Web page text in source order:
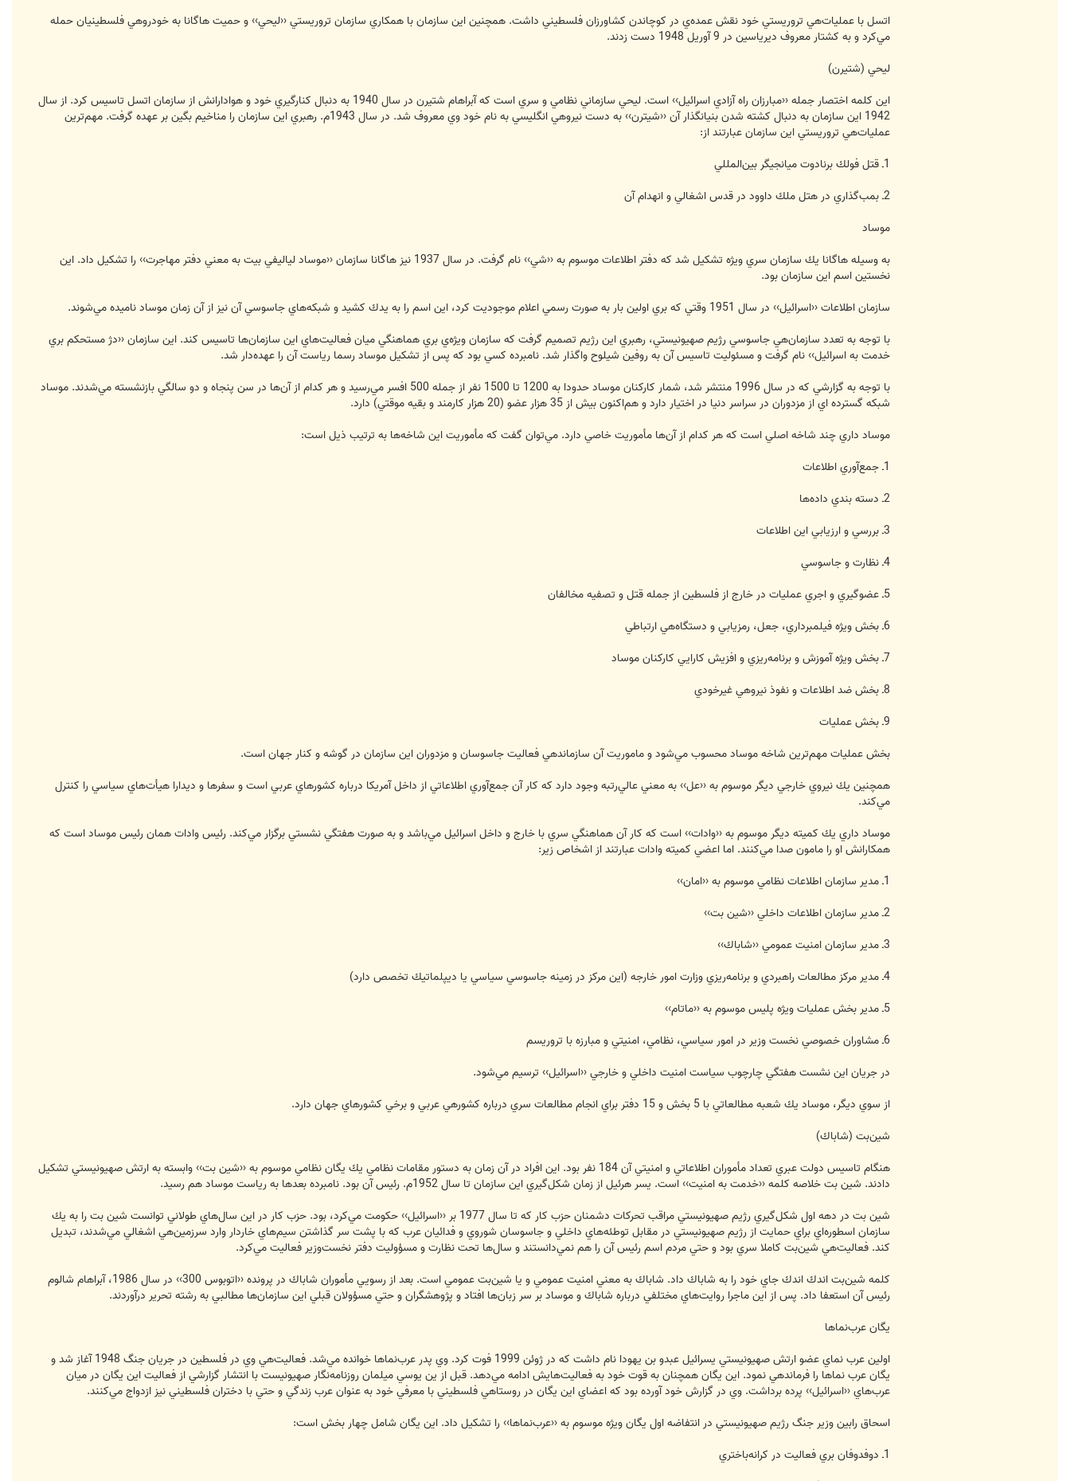
اتسل با عمليات‌هي تروريستي خود نقش عمده‌ي در كوچاندن كشاورزان فلسطيني داشت. همچنين اين سازمان با همكاري سازمان تروريستي ‹‹ليحي›› و حميت هاگانا به خودروهي فلسطينيان حمله
مي‌كرد و به كشتار معروف ديرياسين در 9 آوريل 1948 دست زدند.
ليحي (شتيرن)
اين كلمه اختصار جمله ‹‹مبارزان راه آزادي اسرائيل›› است. ليحي سازماني نظامي و سري است كه آبراهام شتيرن در سال 1940 به دنبال كنارگيري خود و هوادارانش از سازمان اتسل تاسيس كرد. از سال
1942 اين سازمان به دنبال كشته شدن بنيانگذار آن ‹‹شيترن›› به دست نيروهي انگليسي به نام خود وي معروف شد. در سال 1943م. رهبري اين سازمان را مناخيم بگين بر عهده گرفت. مهم‌ترين
عمليات‌هي تروريستي اين سازمان عبارتند از:
1ـ قتل فولك برنادوت ميانجيگر بين‌المللي
2ـ بمب‌گذاري در هتل ملك داوود در قدس اشغالي و انهدام آن
موساد
به وسيله هاگانا يك سازمان سري ويژه تشكيل شد كه دفتر اطلاعات موسوم به ‹‹شي›› نام گرفت. در سال 1937 نيز هاگانا سازمان ‹‹موساد لياليفي بيت به معني دفتر مهاجرت›› را تشكيل داد. اين
نخستين اسم اين سازمان بود.
سازمان اطلاعات ‹‹اسرائيل›› ‌در سال 1951 وقتي كه بري اولين بار به صورت رسمي اعلام موجوديت كرد، اين اسم را به يدك كشيد و شبكه‌هاي جاسوسي آن نيز از آن زمان موساد ناميده مي‌شوند.
با توجه به تعدد سازمان‌هي جاسوسي رژيم صهيونيستي، رهبري اين رژيم تصميم گرفت كه سازمان ويژه‌ي بري هماهنگي ميان فعاليت‌هاي اين سازمان‌ها تاسيس كند. اين سازمان ‹‹دژ مستحكم بري
خدمت به اسرائيل›› نام گرفت و مسئوليت تاسيس آن به روفين شيلوح واگذار شد. نامبرده كسي بود كه پس از تشكيل موساد رسما رياست آن را عهده‌دار شد.
با توجه به گزارشي كه در سال 1996 منتشر شد، شمار كاركنان موساد حدودا به 1200 تا 1500 نفر از جمله 500 افسر مي‌رسيد و هر كدام از آن‌ها در سن پنجاه و دو سالگي بازنشسته مي‌شدند. موساد
شبكه گسترده ا‌ي از مزدوران در سراسر دنيا در اختيار دارد و هم‌اكنون بيش از 35 هزار عضو (20 هزار كارمند و بقيه موقتي) دارد.
موساد داري چند شاخه اصلي است كه هر كدام از آن‌ها مأموريت خاصي دارد. مي‌توان گفت كه مأموريت اين شاخه‌ها به ترتيب ذيل است:
1ـ جمع‌آوري اطلاعات
2ـ دسته ‌بندي داده‌ها
3ـ بررسي و ارزيابي اين اطلاعات
4ـ نظارت و جاسوسي
5ـ عضوگيري و اجري عمليات در خارج از فلسطين از جمله قتل و تصفيه مخالفان
6ـ بخش ويژه‌ فيلمبرداري، جعل، رمزيابي و دستگاه‌هي ارتباطي
7ـ بخش ويژه آموزش و برنامه‌ريزي و افزيش كارايي كاركنان موساد
8ـ بخش ضد اطلاعات و نفوذ نيروهي غيرخودي
9ـ بخش عمليات
بخش عمليات‌ مهم‌ترين شاخه موساد محسوب مي‌شود و ماموريت آن سازماندهي فعاليت جاسوسان و مزدوران اين سازمان در گوشه و كنار جهان است.
همچنين يك نيروي خارجي ديگر موسوم به ‹‹عل›› به معني عالي‌رتبه وجود دارد كه كار آن جمع‌آوري اطلاعاتي از داخل آمريكا درباره كشورهاي عربي است و سفرها و ديدارا هيأت‌هاي سياسي را كنترل
مي‌كند.
موساد داري يك كميته ديگر موسوم به ‹‹وادات›› است كه كار آن هماهنگي سري با خارج و داخل اسرائيل مي‌باشد و به صورت هفتگي نشستي برگزار مي‌كند. رئيس وادات همان رئيس موساد است كه
همكارانش او را مامون صدا مي‌كنند. اما اعضي كميته وادات عبارتند از اشخاص زير:
1ـ مدير سازمان اطلاعات نظامي موسوم به ‹‹امان››
2ـ مدير سازمان اطلاعات داخلي ‹‹شين بت››
3ـ مدير سازمان امنيت عمومي ‹‹شاباك››
4ـ مدير مركز مطالعات راهبردي و برنامه‌ريزي وزارت امور خارجه (اين مركز در زمينه جاسوسي سياسي يا ديپلماتيك تخصص دارد)
5ـ مدير بخش عمليات ويژه پليس موسوم به ‹‹ماتام››
6ـ مشاوران خصوصي نخست وزير در امور سياسي، نظامي، امنيتي و مبارزه با تروريسم
در جريان اين نشست هفتگي چارچوب سياست امنيت داخلي و خارجي ‹‹اسرائيل›› ترسيم مي‌شود.
از سوي ديگر، موساد يك شعبه مطالعاتي با 5 بخش و 15 دفتر براي انجام مطالعات سري درباره كشورهي عربي و برخي كشورهاي جهان دارد.
شين‌بت (شاباك)
هنگام تاسيس دولت عبري تعداد مأموران اطلاعاتي و امنيتي آن 184 نفر بود. اين افراد در آن زمان به دستور مقامات نظامي يك يگان نظامي موسوم به ‹‹شين بت›› وابسته به ارتش صهيونيستي تشكيل
دادند. شين بت خلاصه كلمه ‹‹خدمت به امنيت›› است. يسر هرئيل از زمان شكل‌گيري اين سازمان تا سال 1952م. رئيس آن بود. نامبرده بعدها به رياست موساد هم رسيد.
شين‌ بت در دهه اول شكل‌گيري‌ رژيم صهيونيستي مراقب تحركات دشمنان حزب كار كه تا سال 1977 بر ‹‹اسرائيل››‌ حكومت مي‌كرد، بود. حزب كار در اين سال‌هاي طولاني توانست شين ‌بت را به يك
سازمان‌ اسطوره‌اي براي حمايت از رژيم صهيونيستي در مقابل توطئه‌هاي داخلي و جاسوسان شوروي و فدائيان عرب كه با پشت سر گذاشتن سيم‌هاي خاردار وارد سرزمين‌هي اشغالي مي‌شدند، تبديل
كند. فعاليت‌هي شين‌بت كاملا سري بود و حتي مردم اسم رئيس آن را هم نمي‌دانستند و سال‌ها تحت نظارت و مسؤوليت دفتر نخست‌وزير فعاليت مي‌كرد.
كلمه شين‌بت اندك اندك جاي خود را به شاباك داد. شاباك به معني امنيت عمومي و يا شين‌بت عمومي است. بعد از رسويي مأموران شاباك در پرونده ‹‹اتوبوس 300›› در سال 1986، آبراهام شالوم
رئيس آن استعفا داد. پس از اين ماجرا روايت‌هاي مختلفي درباره شاباك و موساد بر سر زبان‌ها افتاد و پژوهشگران و حتي مسؤولان قبلي اين سازمان‌ها مطالبي به رشته تحرير درآوردند.
يگان عرب‌نماها
اولين عرب ‌نماي عضو ارتش صهيونيستي يسرائيل عبدو بن يهودا نام داشت كه در ژوئن 1999 فوت كرد. وي پدر عرب‌نماها خوانده مي‌شد. فعاليت‌هي وي در فلسطين در جريان جنگ 1948 آغاز شد و
يگان عرب ‌نماها را فرماندهي نمود. اين يگان همچنان به قوت خود به فعاليت‌هايش ادامه مي‌دهد. قبل از ين يوسي ميلمان روزنامه‌نگار صهيونيست با انتشار گزارشي از فعاليت اين يگان در ميان
عرب‌هاي ‹‹اسرائيل›› پرده برداشت. وي در گزارش خود آورده بود كه اعضاي اين يگان در روستاهي فلسطيني با معرفي خود به عنوان عرب زندگي‌ و حتي با دختران فلسطيني نيز ازدواج مي‌كنند.
اسحاق رابين وزير جنگ رژيم صهيونيستي در انتفاضه اول يگان ويژه‌ موسوم به ‹‹عرب‌نماها›› را تشكيل داد. اين يگان شامل چهار بخش است:
1ـ دوفدوفان بري فعاليت در كرانه‌باختري